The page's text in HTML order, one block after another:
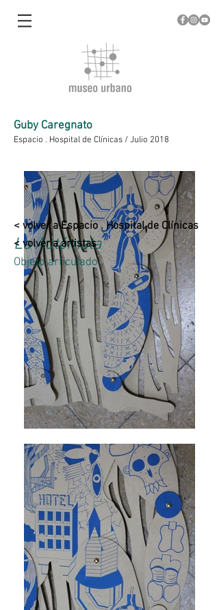
Guby Caregnato
Espacio . Hospital de Clínicas / Julio 2018
La Autómata
Objeto articulado
< volver a artistas
< volver a Espacio . Hospital de Clínicas